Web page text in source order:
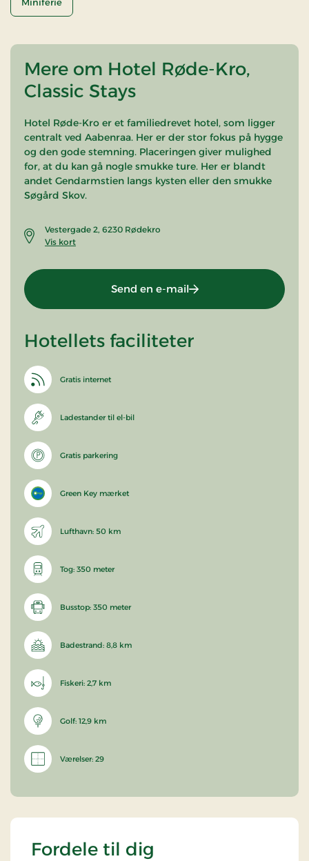
Mere om Hotel Røde-Kro,
Classic Stays
Hotel Røde-Kro er et familiedrevet hotel, som ligger
centralt ved Aabenraa. Her er der stor fokus på hygge
og den gode stemning. Placeringen giver mulighed
for, at du kan gå nogle smukke ture. Her er blandt
andet Gendarmstien langs kysten eller den smukke
Søgård Skov.
Vestergade 2, 6230 Rødekro
Vis kort
Send en e-mail
Hotellets faciliteter
Gratis internet
Ladestander til el-bil
Gratis parkering
Green Key mærket
Lufthavn: 50 km
Tog: 350 meter
Busstop: 350 meter
Badestrand: 8,8 km
Fiskeri: 2,7 km
Golf: 12,9 km
Værelser: 29
Fordele til dig